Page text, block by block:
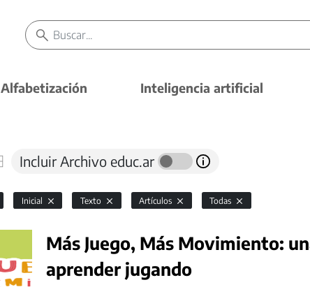
Alfabetización Inteligencia artificial
Incluir Archivo educ.ar
Inicial Texto Artículos Todas
Más Juego, Más Movimiento:
aprender jugando